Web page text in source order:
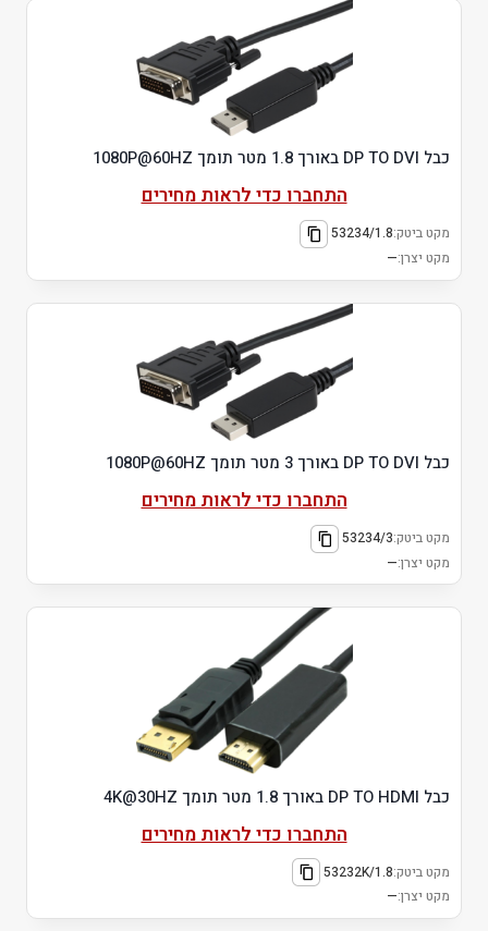
כבל DP TO DVI באורך 1.8 מטר תומך 1080P@60HZ
התחברו כדי לראות מחירים
מקט ביטק:53234/1.8
מקט יצרן:—
כבל DP TO DVI באורך 3 מטר תומך 1080P@60HZ
התחברו כדי לראות מחירים
מקט ביטק:53234/3
מקט יצרן:—
כבל DP TO HDMI באורך 1.8 מטר תומך 4K@30HZ
התחברו כדי לראות מחירים
מקט ביטק:53232K/1.8
מקט יצרן:—